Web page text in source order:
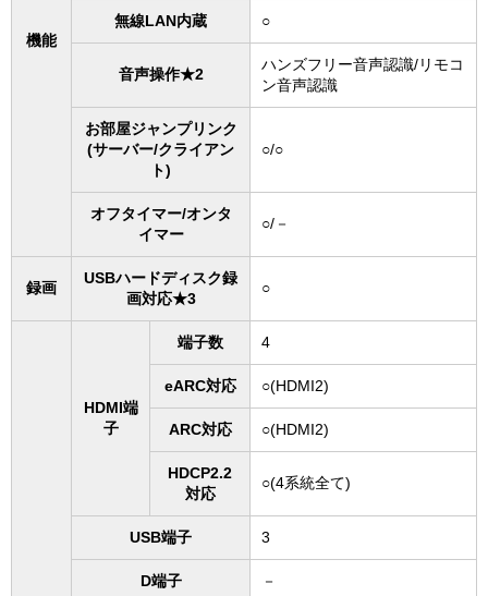
機能
無線LAN内蔵 ○
音声操作★2
ハンズフリー音声認識/リモコ
ン音声認識
お部屋ジャンプリンク
(サーバー/クライアン
ト)
○/○
オフタイマー/オンタ
イマー
○/－
録画
USBハードディスク録
画対応★3
○
HDMI端
子
端子数 4
eARC対応 ○(HDMI2)
ARC対応 ○(HDMI2)
HDCP2.2
対応
○(4系統全て)
USB端子 3
D端子 －